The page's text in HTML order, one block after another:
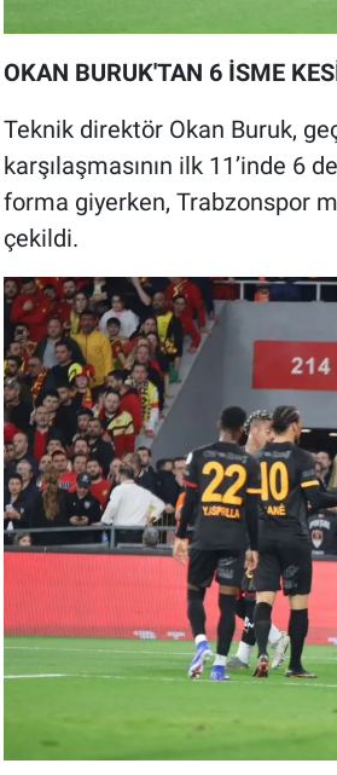
OKAN BURUK'TAN 6 İSME
Teknik direktör Okan Buruk,
karşılaşmasının ilk 11’inde 6
forma giyerken, Trabzonspor
çekildi.